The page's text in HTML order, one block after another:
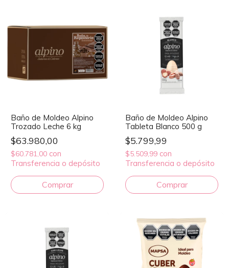
Baño de Moldeo Alpino
Trozado Leche 6 kg
$63.980,00
$60.781,00 con
Transferencia o depósito
Baño de Moldeo Alpino
Tableta Blanco 500 g
$5.799,99
$5.509,99 con
Transferencia o depósito